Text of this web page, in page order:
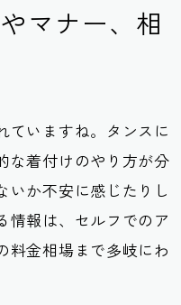
マナー、相
ていますね。タンスに
な着付けのやり方が分
いか不安に感じたりし
情報は、セルフでのア
料金相場まで多岐にわ